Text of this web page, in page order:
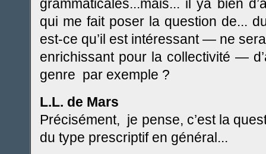
grammaticales...mais... il ya bien
qui me fait poser la question de...
est-ce qu’il est intéressant — ne
enrichissant pour la collectivité —
genre par exemple ?
L.L. de Mars
Précisément, je pense, c’est la
du type prescriptif en général...